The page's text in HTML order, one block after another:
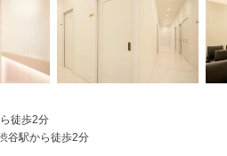
徒歩2分
谷駅から徒歩2分